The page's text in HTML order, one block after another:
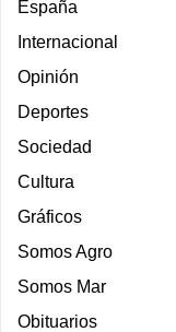
España
Internacional
Opinión
Deportes
Sociedad
Cultura
Gráficos
Somos Agro
Somos Mar
Obituarios